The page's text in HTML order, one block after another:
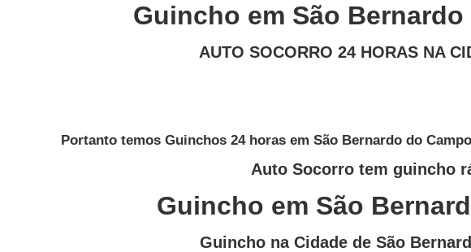
Guincho em São
AUTO SOCORRO 24 HORAS NA
Portanto temos Guinchos 24 horas em São Bernardo do
Auto Socorro tem guincho
Guincho em São
Guincho na Cidade de São